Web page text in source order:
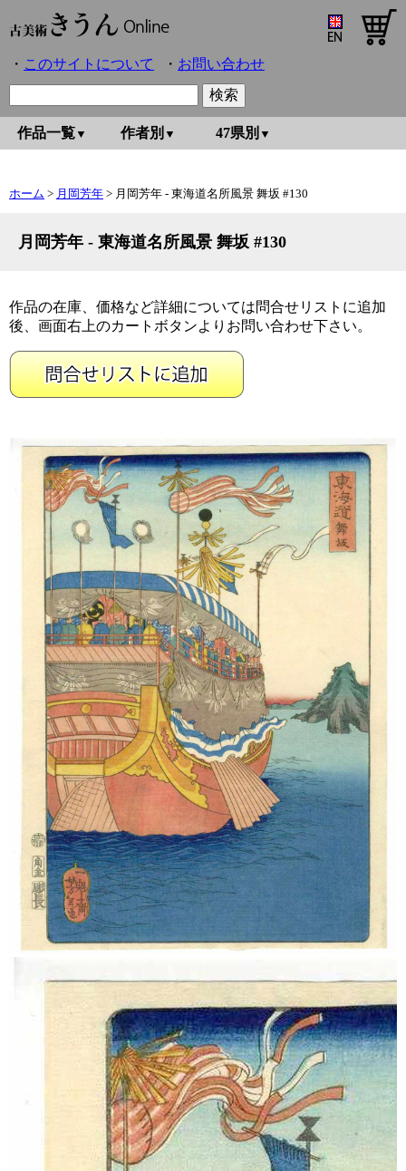
このサイトについて お問い合わせ
作品一覧 作者別 47県別
ホーム > 月岡芳年 > 月岡芳年 - 東海道名所風景 舞坂 #130
月岡芳年 - 東海道名所風景 舞坂 #130
作品の在庫、価格など詳細については問合せリストに追加
後、画面右上のカートボタンよりお問い合わせ下さい。